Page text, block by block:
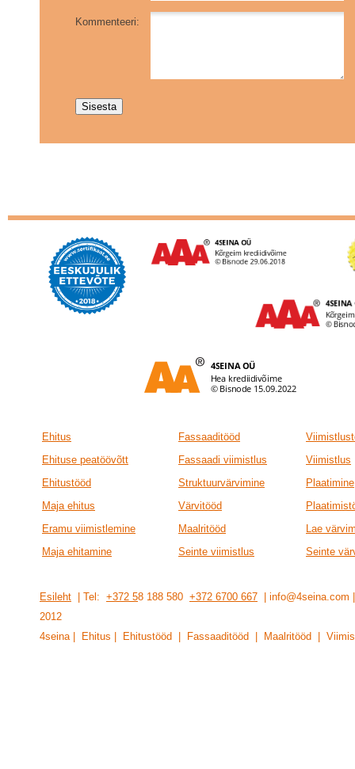
Kommenteeri:
Ehitus Fassaaditööd
Ehituse peatöövõtt
Fassaadi viimistlus
Viimistlus
Ehitustööd
Struktuurvärvimine
Plaatimine
Maja ehitus
Värvitööd
Eramu viimistlemine
Maalritööd
Lae
Maja ehitamine
Seinte viimistlus Seinte
Esileht | Tel: +372 58 188 580 +372 6700 667 |
201 2
4seina | Ehitus | Ehitustööd | Fassaaditööd | Maalritööd |